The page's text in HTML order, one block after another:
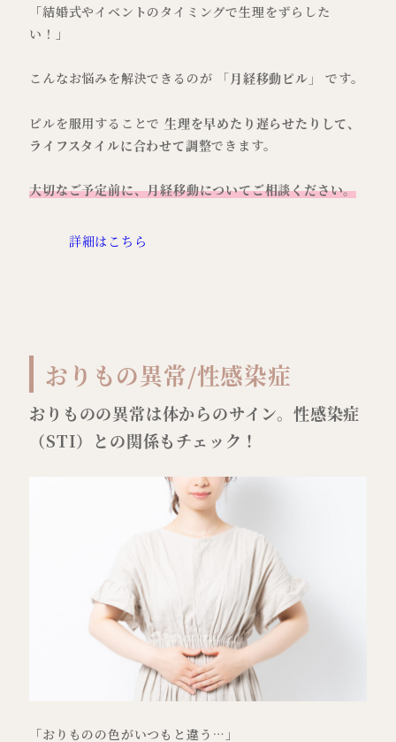
「結婚式やイベントのタイミングで生理をずらした
い！」
こんなお悩みを解決できるのが 「月経移動ピル」 です。
ピルを服用することで 生理を早めたり遅らせたりして、
ライフスタイルに合わせて調整できます。
大切なご予定前に、月経移動についてご相談ください。
詳細はこちら
おりもの異常/性感染症
おりものの異常は体からのサイン。性感染症
（STI）との関係もチェック！
「おりものの色がいつもと違う…」